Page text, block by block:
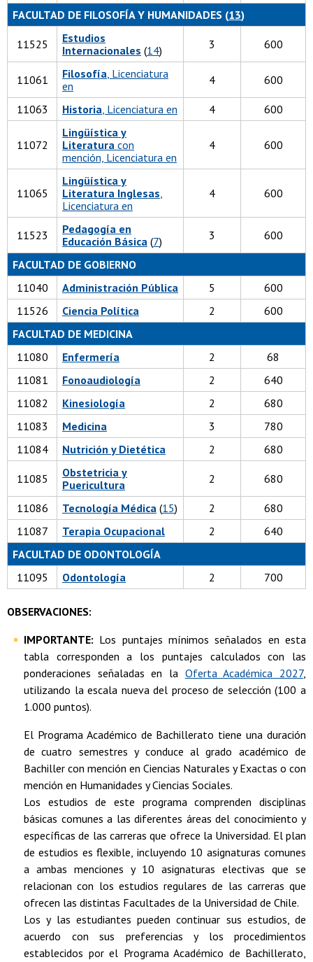
FACULTAD DE FILOSOFÍA Y HUMANIDADES (13)
11525
Estudios
Internacionales (14) 3 600
11061 Filosofía, Licenciatura
en
4 600
11063 Historia, Licenciatura en 4 600
11072
Lingüística y
Literatura con
mención, Licenciatura en
4 600
11065
Lingüística y
Literatura Inglesas,
Licenciatura en
4 600
11523
Pedagogía en
Educación Básica (7) 3 600
FACULTAD DE GOBIERNO
11040
Administración Pública 5
600
11526
Ciencia Política 2
600
FACULTAD DE MEDICINA
11080
Enfermería 2
68
11081
Fonoaudiología 2
640
11082
Kinesiología 2
680
11083
Medicina 3
780
11084
Nutrición y Dietética 2 680
11085
Obstetricia y
Puericultura
2 680
11086 Tecnología Médica (15) 2
680
11087
Terapia Ocupacional 2
640
FACULTAD DE ODONTOLOGÍA
11095
Odontología 2 700
OBSERVACIONES:
IMPORTANTE: Los puntajes mínimos señalados en esta
tabla corresponden a los puntajes calculados con las
ponderaciones señaladas en la Oferta Académica 2027,
utilizando la escala nueva del proceso de selección (100 a
1.000 puntos).
El Programa Académico de Bachillerato tiene una duración
de cuatro semestres y conduce al grado académico de
Bachiller con mención en Ciencias Naturales y Exactas o con
mención en Humanidades y Ciencias Sociales.
Los estudios de este programa comprenden disciplinas
básicas comunes a las diferentes áreas del conocimiento y
específicas de las carreras que ofrece la Universidad. El plan
de estudios es flexible, incluyendo 10 asignaturas comunes
a ambas menciones y 10 asignaturas electivas que se
relacionan con los estudios regulares de las carreras que
ofrecen las distintas Facultades de la Universidad de Chile.
Los y las estudiantes pueden continuar sus estudios, de
acuerdo con sus preferencias y los procedimientos
establecidos por el Programa Académico de Bachillerato,